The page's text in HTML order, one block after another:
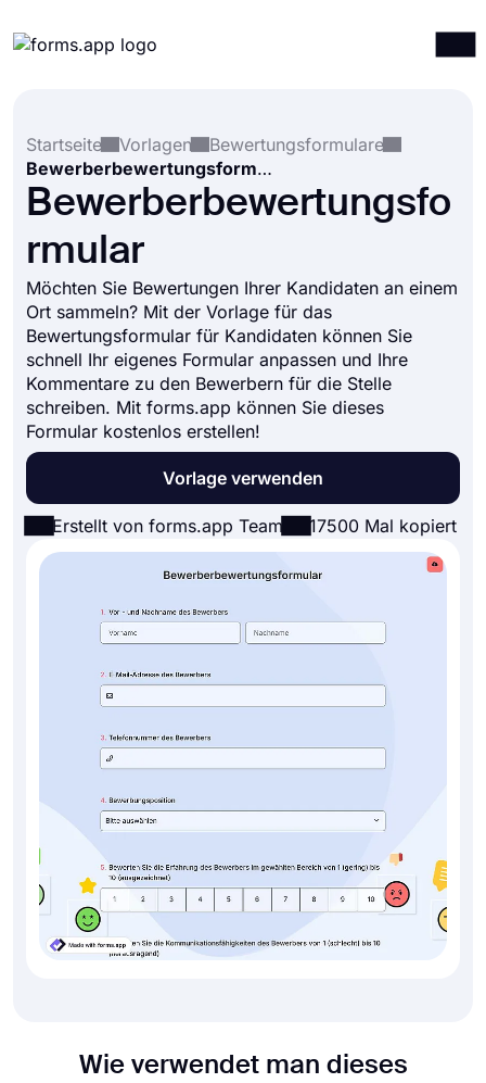
Integrationen
Vorlagen
Ressourcen
Startseite
Vorlagen
Bewertungsformulare
Bewerberbewertungsformular
Bewerberbewertungsfo
rmular
Möchten Sie Bewertungen Ihrer Kandidaten an einem
Ort sammeln? Mit der Vorlage für das
Bewertungsformular für Kandidaten können Sie
schnell Ihr eigenes Formular anpassen und Ihre
Kommentare zu den Bewerbern für die Stelle
schreiben. Mit forms.app können Sie dieses
Formular kostenlos erstellen!
Vorlage verwenden
Erstellt von forms.app Team 17500 Mal kopiert
Wie verwendet man dieses